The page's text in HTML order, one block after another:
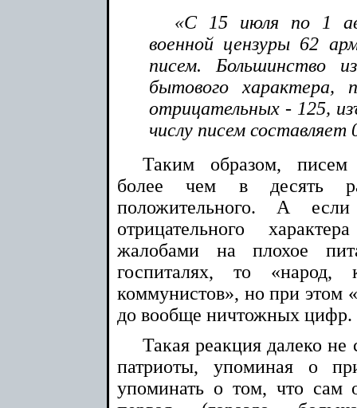
«С 15 июля по 1
военной цензуры 62
писем. Большинство
бытового характера,
отрицательных - 125,
числу писем составляет
Таким образом, писем
более чем в десять
положительного. А
отрицательного
жалобами на плохое
госпиталях, то «народ,
коммунистов», но при этом
до вообще ничтожных цифр.
Такая реакция далеко
патриоты, упоминая о
упоминать о том, что сам